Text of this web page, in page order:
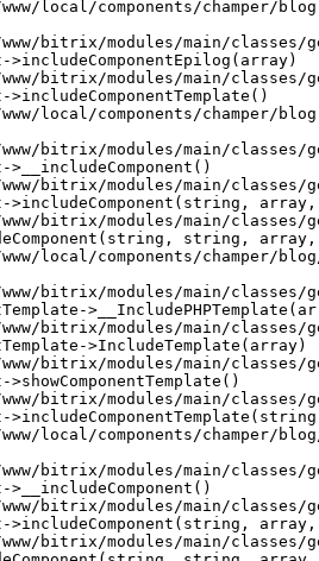
>includeComponentEpilog(array)
>includeComponent(string,
string,
>IncludeTemplate(array)
>includeComponent(string,